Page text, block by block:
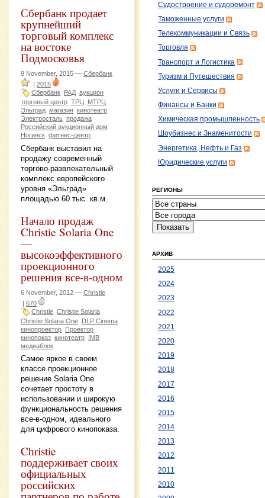
Сбербанк продает
крупнейший
торговый комплекс
на востоке
Подмосковья
9 November, 2015 — Сбербанк
2015
Сбербанк
РАД аукцион
торговый центр ТРЦ
МТРЦ
Эльград магазин кинотеатр
Электросталь продажа
Российский аукционный дом
Ногинск фитнес-центр
Сбербанк выставил на
продажу современный
торгово-развлекательный
комплекс европейского
уровня «Эльград»
площадью 60 тыс. кв.м.
Начало продаж
Christie Solaria One
—
высокоэффективного
проекционного
решения все-в-одном
6 November, 2012 — Christie
| 670
Christie Christie Solaria
Christie Solaria One DLP Cinema
кинопроектор Проектор
кинопоказ кинотеатр IMB
медиаблок
Cамое яркое в своем
классе проекционное
решение Solaria One
сочетает простоту в
использовании и широкую
функциональность решения
все-в-одном, идеального
для цифрового кинопоказа.
Christie
поддерживает своих
официальных
российских
Судостроение и судоремонт
Таможенные услуги
Телекоммуникации и Связь
Торговля
Транспорт и Логистика
Туризм и Путешествия
Услуги и Сервисы
Финансы и Банки
Химическая промышленность
Шоубизнес и Знаменитости
Энергетика, Нефть и Газ
Юридические услуги
РЕГИОНЫ
АРХИВ
2025
2024
2023
2022
2021
2020
2019
2018
2017
2016
2015
2014
2013
2012
2011
2010